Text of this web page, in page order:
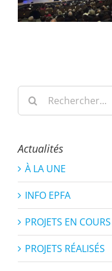
Rechercher:
Actualités
À LA UNE
INFO EPFA
PROJETS EN COURS
PROJETS RÉALISÉS